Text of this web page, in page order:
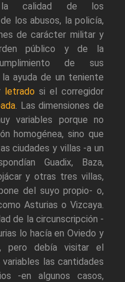
la calidad de los
los abusos, la policía,
de carácter militar y
público y de la
de sus
ayuda de un teniente
letrado si el corregidor
. Las dimensiones de
variables porque no
homogénea, sino que
ciudades y villas -a un
Guadix, Baza,
y otras tres villas,
del suyo propio- o,
Asturias o Vizcaya.
de la circunscripción -
lo hacía en Oviedo y
pero debía visitar el
las cantidades
-en algunos casos,